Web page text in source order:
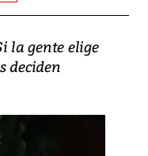
la gente elige
deciden